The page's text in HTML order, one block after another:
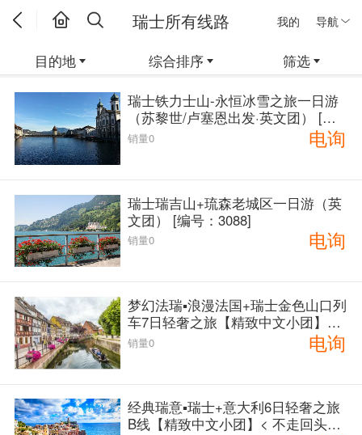
我的 导航
瑞士所有线路
目的地 综合排序 筛选
瑞士铁力士山-永恒冰雪之旅一日游
（苏黎世/卢塞恩出发·英文团） [编
号：3087]
销量0 电询
瑞士瑞吉山+琉森老城区一日游（英
文团） [编号：3088]
销量0 电询
梦幻法瑞▪浪漫法国+瑞士金色山口列
车7日轻奢之旅【精致中文小团】<
日内瓦上 巴黎下 > [编号：3901]
销量0 电询
经典瑞意▪瑞士+意大利6日轻奢之旅
B线【精致中文小团】< 不走回头路